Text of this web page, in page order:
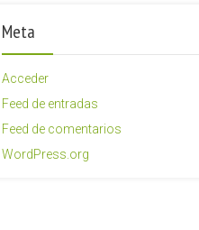
Meta
Acceder
Feed de entradas
Feed de comentarios
WordPress.org